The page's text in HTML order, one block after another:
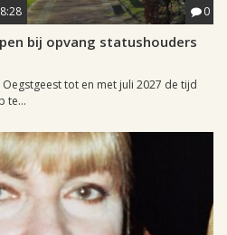
0
bij opvang statushouders
tot en met juli 2027 de tijd
te...